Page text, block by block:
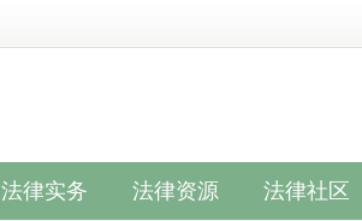
法律实务 法律资源 法律社区